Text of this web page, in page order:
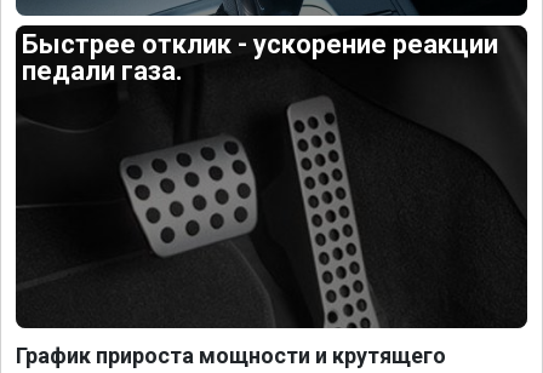
Быстрее отклик - ускорение реакции
педали газа.
График прироста мощности и крутящего